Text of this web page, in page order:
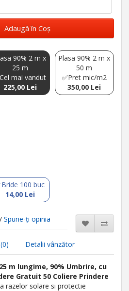
Adaugă în Coş
90% 2 m x
25 m
mai vandut
225,00 Lei
Plasa 90% 2 m x
50 m
✅Pret mic/m2
350,00 Lei
100 buc
14,00 Lei
/ Spune-ţi opinia
Detalii vânzător
m lungime, 90% Umbrire, cu
Gratuit 50 Coliere Prindere
razelor solare si protectie